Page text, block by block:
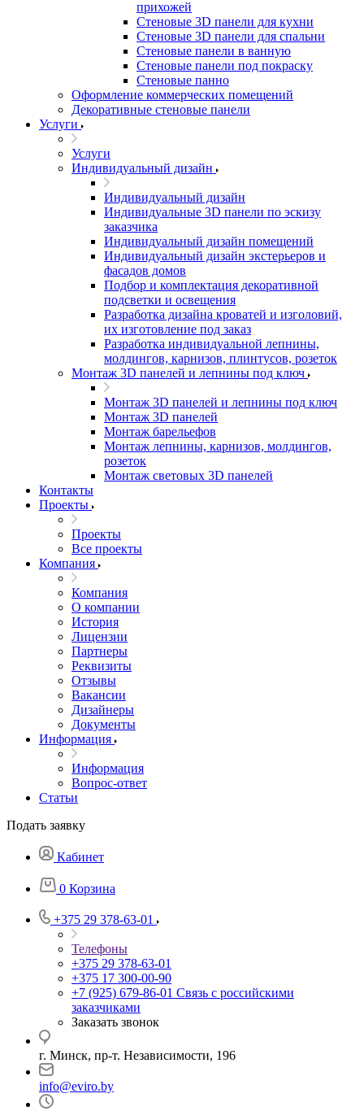
прихожей
Стеновые 3D панели для кухни
Стеновые 3D панели для спальни
Стеновые панели в ванную
Стеновые панели под покраску
Стеновые панно
Оформление коммерческих помещений
Декоративные стеновые панели
Услуги
Услуги
Индивидуальный дизайн
Индивидуальный дизайн
Индивидуальные 3D панели по эскизу
заказчика
Индивидуальный дизайн помещений
Индивидуальный дизайн экстерьеров и
фасадов домов
Подбор и комплектация декоративной
подсветки и освещения
Разработка дизайна кроватей и изголовий,
их изготовление под заказ
Разработка индивидуальной лепнины,
молдингов, карнизов, плинтусов, розеток
Монтаж 3D панелей и лепнины под ключ
Монтаж 3D панелей и лепнины под ключ
Монтаж 3D панелей
Монтаж барельефов
Монтаж лепнины, карнизов, молдингов,
розеток
Монтаж световых 3D панелей
Контакты
Проекты
Проекты
Все проекты
Компания
Компания
О компании
История
Лицензии
Партнеры
Реквизиты
Отзывы
Вакансии
Дизайнеры
Документы
Информация
Информация
Вопрос-ответ
Статьи
Подать заявку
Кабинет
0 Корзина
+375 29 378-63-01
Телефоны
+375 29 378-63-01
+375 17 300-00-90
+7 (925) 679-86-01 Связь с российскими
заказчиками
Заказать звонок
г. Минск, пр-т. Независимости, 196
info@eviro.by